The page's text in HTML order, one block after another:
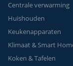
Centrale verwarming
Huishouden
Keukenapparaten
Klimaat & Smart
Koken & Tafelen